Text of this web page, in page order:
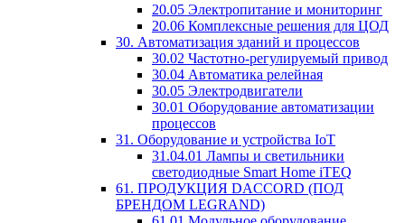
20.05 Электропитание и мониторинг
20.06 Комплексные решения для ЦОД
30. Автоматизация зданий и процессов
30.02 Частотно-регулируемый привод
30.04 Автоматика релейная
30.05 Электродвигатели
30.01 Оборудование автоматизации
процессов
31. Оборудование и устройства IoT
31.04.01 Лампы и светильники
светодиодные Smart Home iTEQ
61. ПРОДУКЦИЯ DACCORD (ПОД
БРЕНДОМ LEGRAND)